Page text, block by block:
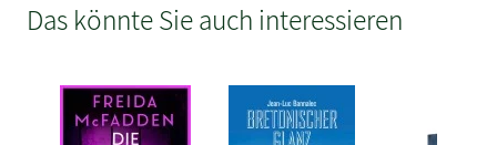
Das könnte Sie auch interessieren